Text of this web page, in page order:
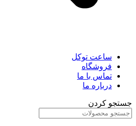
ساعت توکل
فروشگاه
تماس با ما
درباره ما
جستجو کردن